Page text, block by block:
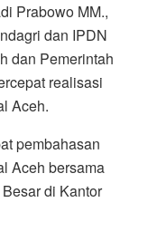
Prabowo MM.,
dan IPDN
dan Pemerintah
realisasi
Aceh.
pembahasan
Aceh bersama
di Kantor